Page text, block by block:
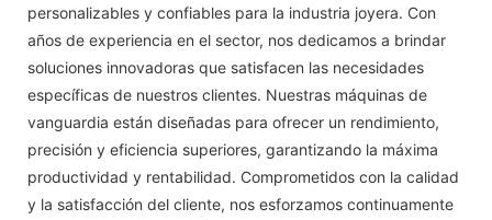
personalizables y confiables para la industria joyera. Con
años de experiencia en el sector, nos dedicamos a brindar
soluciones innovadoras que satisfacen las necesidades
específicas de nuestros clientes. Nuestras máquinas de
vanguardia están diseñadas para ofrecer un rendimiento,
precisión y eficiencia superiores, garantizando la máxima
productividad y rentabilidad. Comprometidos con la calidad
y la satisfacción del cliente, nos esforzamos continuamente